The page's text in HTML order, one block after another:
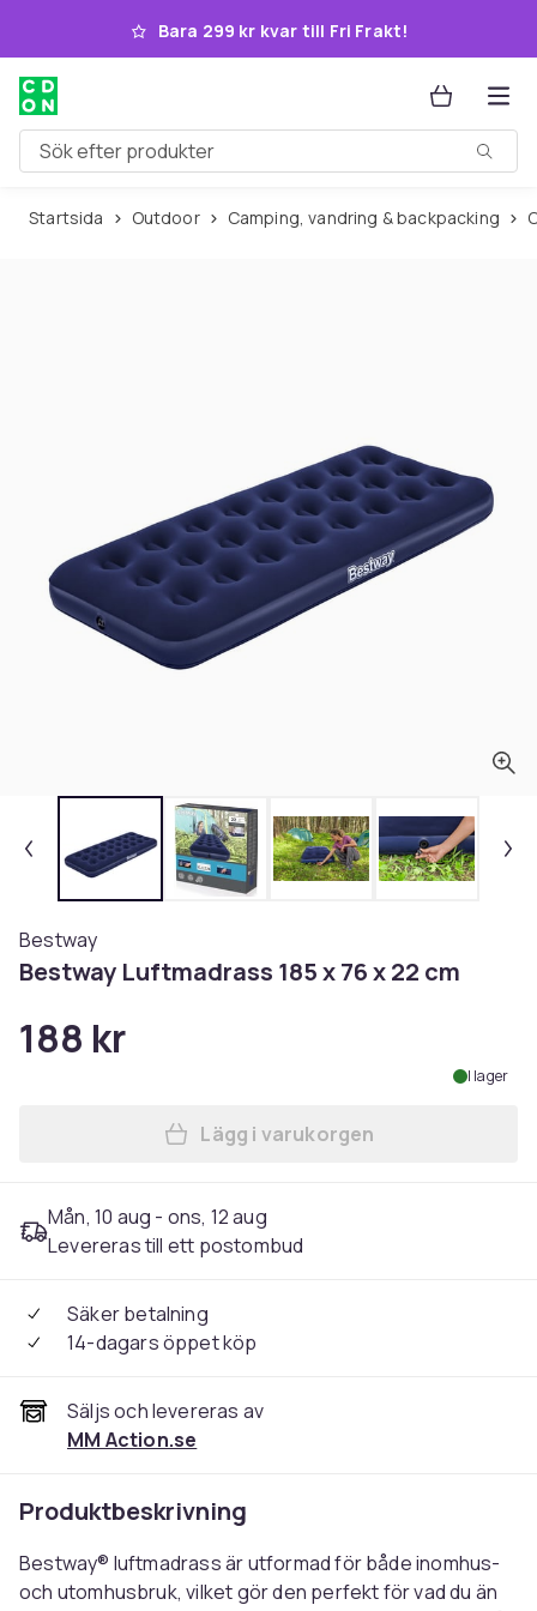
Hoppa till huvudinnehållet
Bara 299 kr kvar till Fri Frakt!
Sök efter produkter
Startsida Outdoor Camping, vandring & backpacking
Bestway
Bestway Luftmadrass 185 x 76 x 22 cm
188 kr
I lager
Lägg till Bestway
Lägg i varukorgen
Mån, 10 aug - ons, 12 aug
Levereras till ett postombud
Säker betalning
14-dagars öppet köp
Säljs och levereras av
MM Action.se
Produktbeskrivning
Bestway® luftmadrass är utformad för både inomhus-
och utomhusbruk, vilket gör den perfekt för vad du än